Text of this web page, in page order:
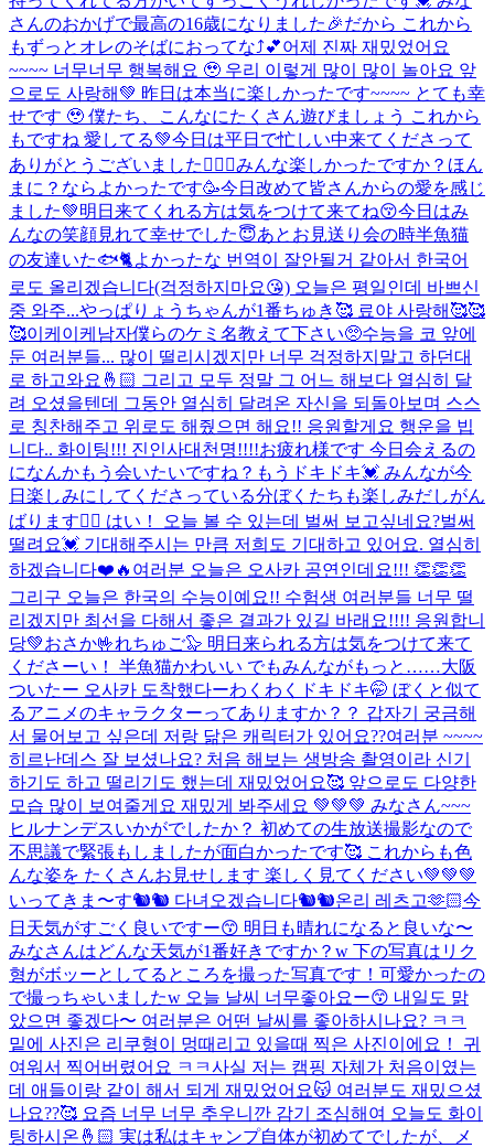
さんのおかげで最高の16歳になりました🎉だから これから
もずっとオレのそばにおってな⤴︎💕어제 진짜 재밌었어요
~~~~ 너무너무 행복해요 🥹 우리 이렇게 많이 많이 놀아요 앞
으로도 사랑해💚 昨日は本当に楽しかったです~~~~ とても幸
せです 🥹 僕たち、こんなにたくさん遊びましょう これから
もですね 愛してる💚今日は平日で忙しい中来てくださって
ありがとうございました🙇🏻‍♂️みんな楽しかったですか？ほん
まに？ならよかったです🥳今日改めて皆さんからの愛を感じ
ました💚明日来てくれる方は気をつけて来てね😚今日はみ
んなの笑顔見れて幸せでした😇あとお見送り会の時半魚猫
の友達いた🐟🐈よかったな 번역이 잘안될거 같아서 한국어
로도 올리겠습니다(걱정하지마요😘) 오늘은 평일인데 바쁘신
중 와주...やっぱりょうちゃんが1番ちゅき🥰 료야 사랑해🥰🥰
🥰이케이케남자僕らのケミ名教えて下さい🥺수능을 코 앞에
둔 여러분들... 많이 떨리시겠지만 너무 걱정하지말고 하던대
로 하고와요🤞🏻 그리고 모두 정말 그 어느 해보다 열심히 달
려 오셨을텐데 그동안 열심히 달려온 자신을 되돌아보며 스스
로 칭찬해주고 위로도 해줬으면 해요!! 응원할게요 행운을 빕
니다.. 화이팅!!! 진인사대천명!!!!お疲れ様です 今日会えるの
になんかもう会いたいですね？もうドキドキ💓 みんなが今
日楽しみにしてくださっている分ぼくたちも楽しみだしがん
ばります❤️‍🔥 はい！ 오늘 볼 수 있는데 벌써 보고싶네요?벌써
떨려요💓 기대해주시는 만큼 저희도 기대하고 있어요. 열심히
하겠습니다❤️🔥 여러분 오늘은 오사카 공연인데요!!! 👏👏👏
그리구 오늘은 한국의 수능이예요!! 수험생 여러분들 너무 떨
리겠지만 최선을 다해서 좋은 결과가 있길 바래요!!!! 응원합니
당💚おさか🤟れちゅご🦭 明日来られる方は気をつけて来て
くださーい！ 半魚猫かわいい でもみんながもっと……大阪
ついたー 오사카 도착했다ーわくわくドキドキ🤭 ぼくと似て
るアニメのキャラクターってありますか？？ 갑자기 궁금해
서 물어보고 싶은데 저랑 닮은 캐릭터가 있어요??여러분 ~~~~
히르난데스 잘 보셨나요? 처음 해보는 생방송 촬영이라 신기
하기도 하고 떨리기도 했는데 재밌었어요🥰 앞으로도 다양한
모습 많이 보여줄게요 재밌게 봐주세요 💚💚💚 みなさん~~~
ヒルナンデスいかがでしたか？ 初めての生放送撮影なので
不思議で緊張もしましたが面白かったです🥰 これからも色
んな姿を たくさんお見せします 楽しく見てください💚💚💚
いってきま〜す🐿🐿 다녀오겠습니다🐿🐿온리 레츠고🫶🏻今
日天気がすごく良いですー😙 明日も晴れになると良いな〜
みなさんはどんな天気が1番好きですか？w 下の写真はリク
형がボッーとしてるところを撮った写真です！可愛かったの
で撮っちゃいましたw 오늘 날씨 너무좋아요ー😙 내일도 맑
았으면 좋겠다〜 여러분은 어떤 날씨를 좋아하시나요? ㅋㅋ
밑에 사진은 리쿠형이 멍때리고 있을때 찍은 사진이에요！ 귀
여워서 찍어버렸어요 ㅋㅋ사실 저는 캠핑 자체가 처음이였는
데 애들이랑 같이 해서 되게 재밌었어요😽 여러분도 재밌으셨
나요??🥰 요즘 너무 너무 추우니깐 감기 조심해여 오늘도 화이
팅하시온🤞🏻 実は私はキャンプ自体が初めてでしたが、メ